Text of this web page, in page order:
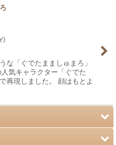
)
な「ぐでたまましゅまろ」
気キャラクター「ぐでた
再現しました。 顔はもとよ